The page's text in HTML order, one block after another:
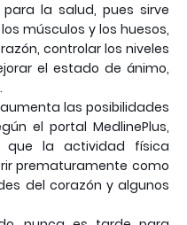
la salud, pues sirve
músculos y los huesos,
controlar los niveles
el estado de ánimo,
las posibilidades
el portal MedlinePlus,
que la actividad física
prematuramente como
del corazón y algunos